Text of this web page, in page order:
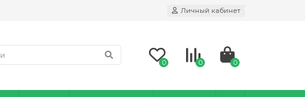
Личный кабинет
0 0 0